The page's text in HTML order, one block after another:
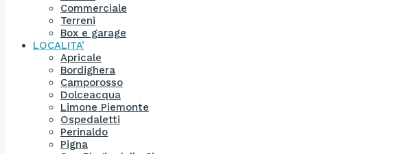
Commerciale
Terreni
Box e garage
LOCALITA’
Apricale
Bordighera
Camporosso
Dolceacqua
Limone Piemonte
Ospedaletti
Perinaldo
Pigna